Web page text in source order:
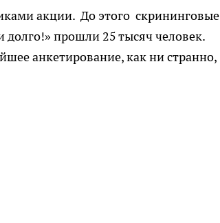
акции. До этого скрининговые
прошли 25 тысяч человек.
анкетирование, как ни странно,